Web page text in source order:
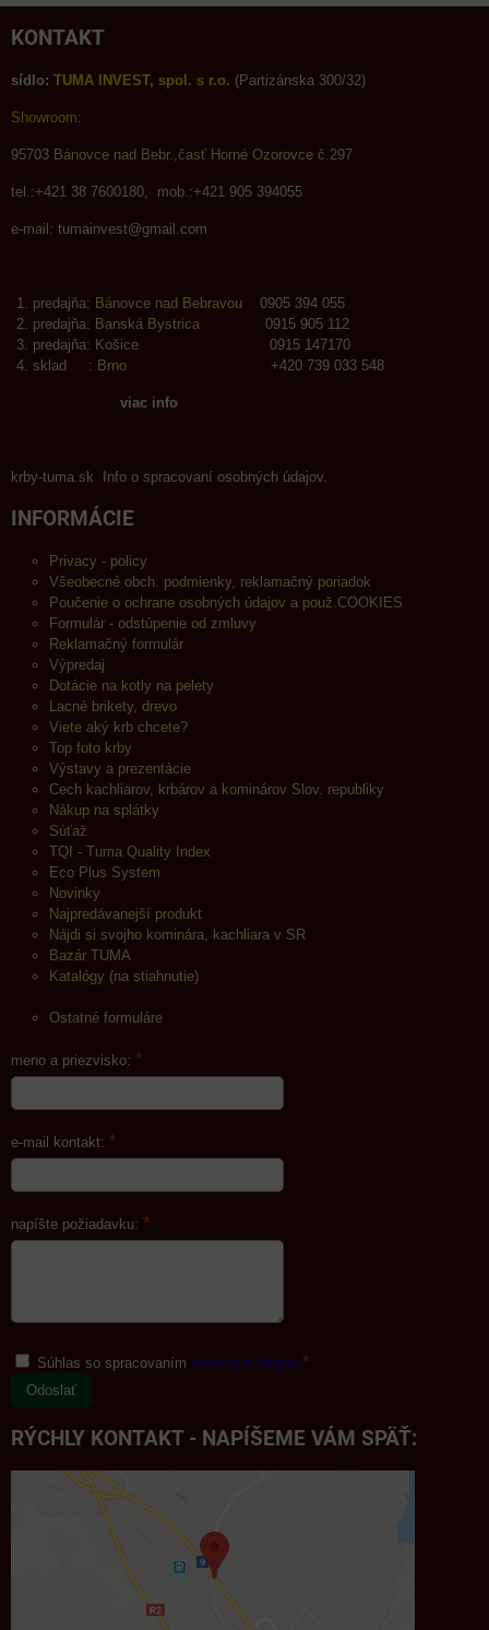
KONTAKT
sídlo: TUMA INVEST, spol. s r.o. (Partizánska 300/32)
Showroom:
95703 Bánovce nad Bebr.,časť Horné Ozorovce č.297
tel.:+421 38 7600180, mob.:+421 905 394055
e-mail: tumainvest@gmail.com
predajňa: Bánovce nad Bebravou 0905 394 055
predajňa: Banská Bystrica 0915 905 112
predajňa: Košice 0915 147170
sklad : Brno +420 739 033 548
viac info
krby-tuma.sk Info o spracovaní osobných údajov.
INFORMÁCIE
Privacy - policy
Všeobecné obch. podmienky, reklamačný poriadok
Poučenie o ochrane osobných údajov a použ.COOKIES
Formulár - odstúpenie od zmluvy
Reklamačný formulár
Výpredaj
Dotácie na kotly na pelety
Lacné brikety, drevo
Viete aký krb chcete?
Top foto krby
Výstavy a prezentácie
Cech kachliarov, krbárov a kominárov Slov. republiky
Nákup na splátky
Súťaž
TQI - Tuma Quality Index
Eco Plus System
Novinky
Najpredávanejší produkt
Nájdi si svojho kominára, kachliara v SR
Bazár TUMA
Katalógy (na stiahnutie)
Ostatné formuláre
meno a priezvisko: *
e-mail kontakt: *
napíšte požiadavku: *
Súhlas so spracovaním osobných údajov *
Odoslať
RÝCHLY KONTAKT - NAPÍŠEME VÁM SPÄŤ: